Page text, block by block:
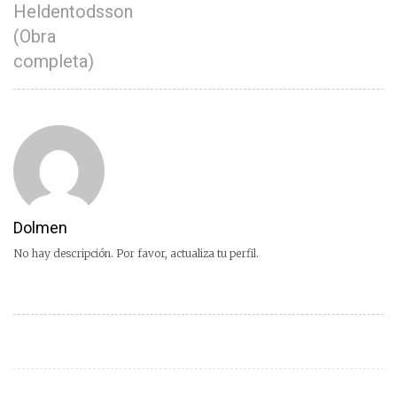
Heldentodsson
(Obra
completa)
Dolmen
No hay descripción. Por favor, actualiza tu perfil.